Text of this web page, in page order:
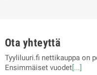
Ota yhteyttä
Tyyliluuri.fi nettikauppa on
Ensimmäiset vuodet[...]